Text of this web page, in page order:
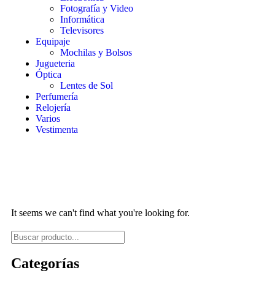
Fotografía y Video
Informática
Televisores
Equipaje
Mochilas y Bolsos
Jugueteria
Óptica
Lentes de Sol
Perfumería
Relojería
Varios
Vestimenta
Categorías
It seems we can't find what you're looking for.